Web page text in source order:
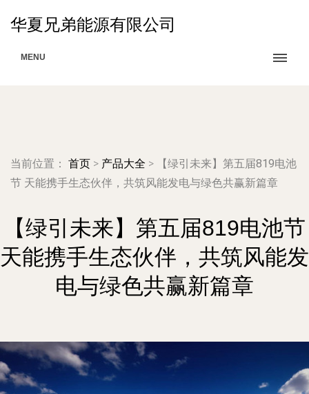
华夏兄弟能源有限公司
MENU
当前位置： 首页 > 产品大全 >
【绿引未来】第五届819电池
节 天能携手生态伙伴，共筑风能发电与绿色共赢新篇章
【绿引未来】第五届819电池节
天能携手生态伙伴，共筑风能发
电与绿色共赢新篇章